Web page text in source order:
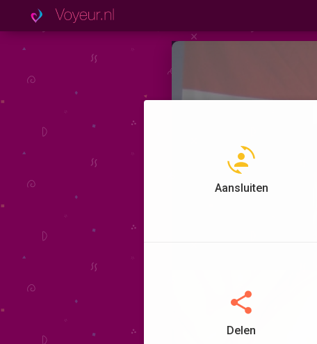
Aansluiten
Delen